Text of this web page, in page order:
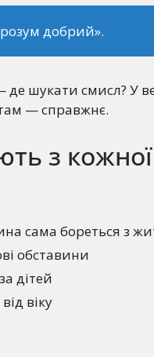
добрий».
де шукати смисл? У
— справжнє.
з кожної
сама бореться з
обставини
дітей
віку